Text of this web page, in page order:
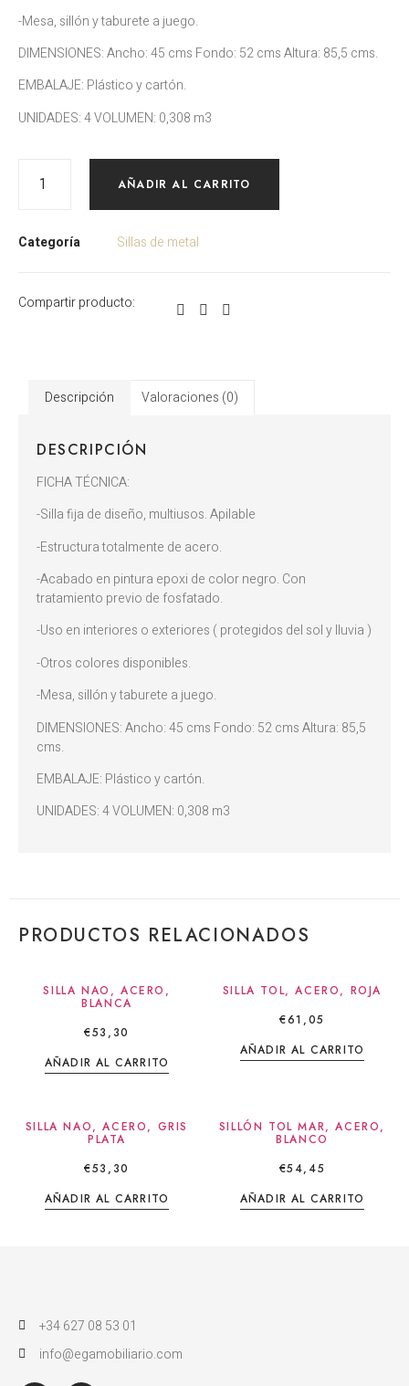
-Mesa, sillón y taburete a juego.
DIMENSIONES: Ancho: 45 cms Fondo: 52 cms Altura: 85,5 cms.
EMBALAJE: Plástico y cartón.
UNIDADES: 4 VOLUMEN: 0,308 m3
AÑADIR AL CARRITO
Categoría Sillas de metal
Compartir producto:
Descripción Valoraciones (0)
DESCRIPCIÓN
FICHA TÉCNICA:
-Silla fija de diseño, multiusos. Apilable
-Estructura totalmente de acero.
-Acabado en pintura epoxi de color negro. Con
tratamiento previo de fosfatado.
-Uso en interiores o exteriores ( protegidos del sol y lluvia )
-Otros colores disponibles.
-Mesa, sillón y taburete a juego.
DIMENSIONES: Ancho: 45 cms Fondo: 52 cms Altura: 85,5
cms.
EMBALAJE: Plástico y cartón.
UNIDADES: 4 VOLUMEN: 0,308 m3
PRODUCTOS RELACIONADOS
SILLA NAO, ACERO,
BLANCA
€53,30
AÑADIR AL CARRITO
SILLA TOL, ACERO, ROJA
€61,05
AÑADIR AL CARRITO
SILLA NAO, ACERO, GRIS
PLATA
€53,30
AÑADIR AL CARRITO
SILLÓN TOL MAR, ACERO,
BLANCO
€54,45
AÑADIR AL CARRITO
+34 627 08 53 01
info@egamobiliario.com